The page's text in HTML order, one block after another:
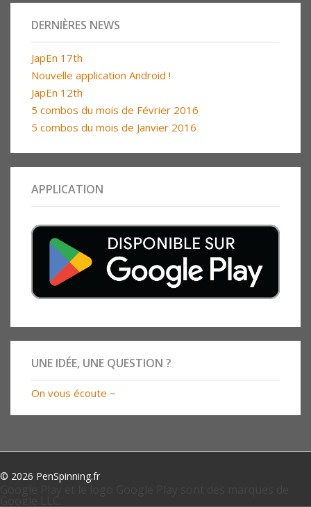
DERNIÈRES NEWS
JapEn 17th
Nouvelle application Android !
JapEn 12th
5 combos du mois de Février 2016
5 combos du mois de Janvier 2016
APPLICATION
UNE IDÉE, UNE QUESTION ?
On vous écoute ~
© 2026 PenSpinning.fr